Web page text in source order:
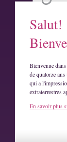
Salut!
Bienvenue
de quatorze
qui a
extraterrestres
En savoir plus